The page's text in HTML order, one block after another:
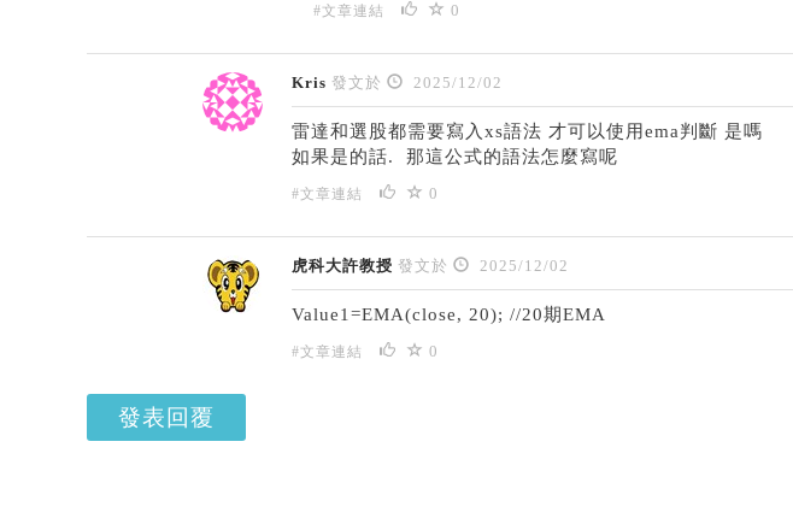
#文章連結 0
Kris 發文於 2025/12/02
雷達和選股都需要寫入xs語法 才可以使用ema判斷 是嗎
如果是的話. 那這公式的語法怎麼寫呢
#文章連結 0
虎科大許教授 發文於 2025/12/02
Value1=EMA(close, 20); //20期EMA
#文章連結 0
發表回覆